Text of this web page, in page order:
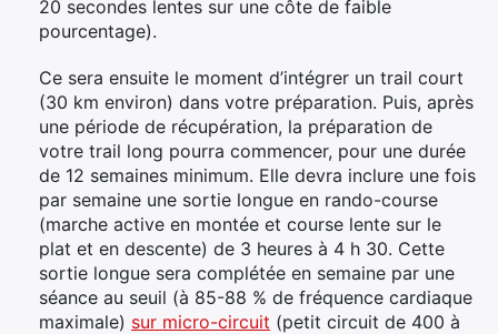
20 secondes lentes sur une côte de faible
pourcentage).
Ce sera ensuite le moment d’intégrer un trail court
(30 km environ) dans votre préparation. Puis, après
une période de récupération, la préparation de
votre trail long pourra commencer, pour une durée
de 12 semaines minimum. Elle devra inclure une fois
par semaine une sortie longue en rando-course
(marche active en montée et course lente sur le
plat et en descente) de 3 heures à 4 h 30. Cette
sortie longue sera complétée en semaine par une
séance au seuil (à 85-88 % de fréquence cardiaque
maximale) sur micro-circuit (petit circuit de 400 à